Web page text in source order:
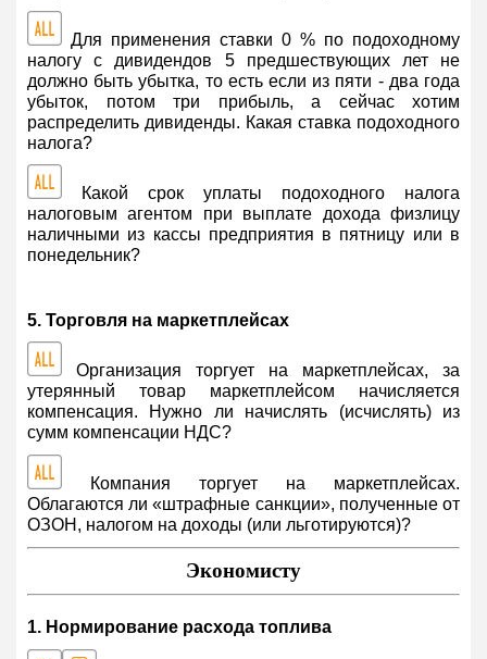
Для применения ставки 0 % по подоходному
налогу с дивидендов 5 предшествующих лет не
должно быть убытка, то есть если из пяти - два года
убыток, потом три прибыль, а сейчас хотим
распределить дивиденды. Какая ставка подоходного
налога?
Какой срок уплаты подоходного налога
налоговым агентом при выплате дохода физлицу
наличными из кассы предприятия в пятницу или в
понедельник?
5. Торговля на маркетплейсах
Организация торгует на маркетплейсах, за
утерянный товар маркетплейсом начисляется
компенсация. Нужно ли начислять (исчислять) из
сумм компенсации НДС?
Компания торгует на маркетплейсах.
Облагаются ли «штрафные санкции», полученные от
ОЗОН, налогом на доходы (или льготируются)?
Экономисту
1. Нормирование расхода топлива